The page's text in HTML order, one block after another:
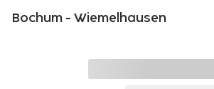
Bochum - Wiemelhausen